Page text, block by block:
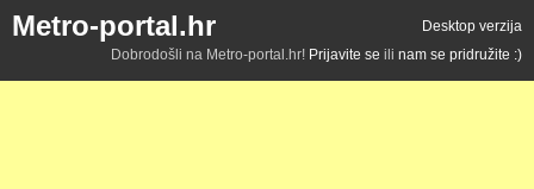
Metro-portal.hr
Desktop verzija
Dobrodošli na Metro-portal.hr! Prijavite se ili nam se pridružite :)